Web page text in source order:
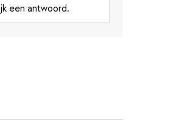
een antwoord.